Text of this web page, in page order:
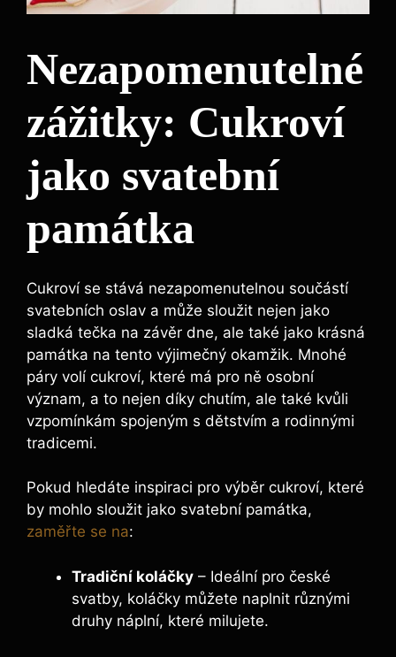
Nezapomenutelné
zážitky: Cukroví
jako svatební
památka
Cukroví se stává nezapomenutelnou součástí
svatebních oslav a může sloužit nejen jako
sladká tečka na závěr dne, ale také jako krásná
památka na tento výjimečný okamžik. Mnohé
páry volí cukroví, které má pro ně osobní
význam, a to nejen díky chutím, ale také kvůli
vzpomínkám spojeným s dětstvím a rodinnými
tradicemi.
Pokud hledáte inspiraci pro výběr cukroví, které
by mohlo sloužit jako svatební památka,
zaměřte se na:
Tradiční koláčky – Ideální pro české
svatby, koláčky můžete naplnit různými
druhy náplní, které milujete.